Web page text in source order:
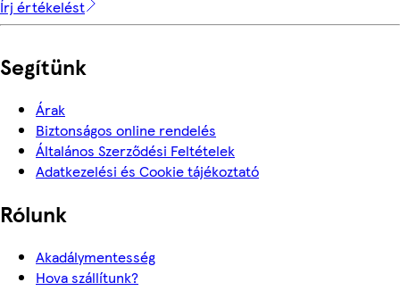
Írj értékelést
Segítünk
Árak
Biztonságos online rendelés
Általános Szerződési Feltételek
Adatkezelési és Cookie tájékoztató
Rólunk
Akadálymentesség
Hova szállítunk?